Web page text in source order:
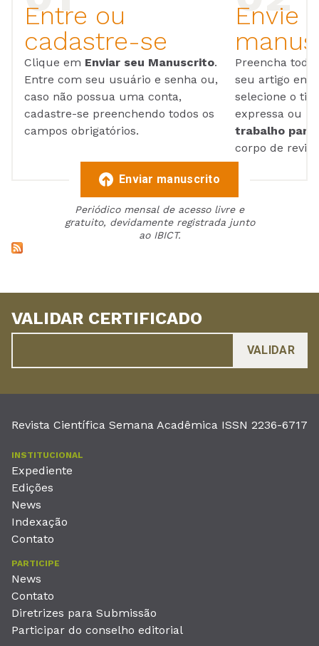
Entre ou
cadastre-se
Clique em Enviar seu Manuscrito.
Entre com seu usuário e senha ou,
caso não possua uma conta,
cadastre-se preenchendo todos os
campos obrigatórios.
Envie
Preencha
seu artigo em
selecione o
expressa ou
trabalho para
corpo de
Enviar manuscrito
Periódico mensal de acesso livre e
gratuito, devidamente registrada junto
ao IBICT.
VALIDAR CERTIFICADO
Revista Científica Semana Acadêmica ISSN 2236-6717
INSTITUCIONAL
Expediente
Edições
News
Indexação
Contato
PARTICIPE
News
Contato
Diretrizes para Submissão
Participar do conselho editorial